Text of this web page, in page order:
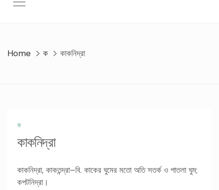
Home ক কাকনিদ্রা
ক
কাকনিদ্রা
কাকনিদ্রা, কাকতন্দ্রা–বি. কাকের ঘুমের মতো অতি সতর্ক ও পাতলা ঘুম;
কপটনিদ্রা।